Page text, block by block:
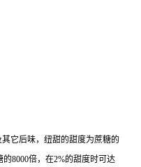
它后味，纽甜的甜度为蔗糖的
的8000倍，在2%的甜度时可达